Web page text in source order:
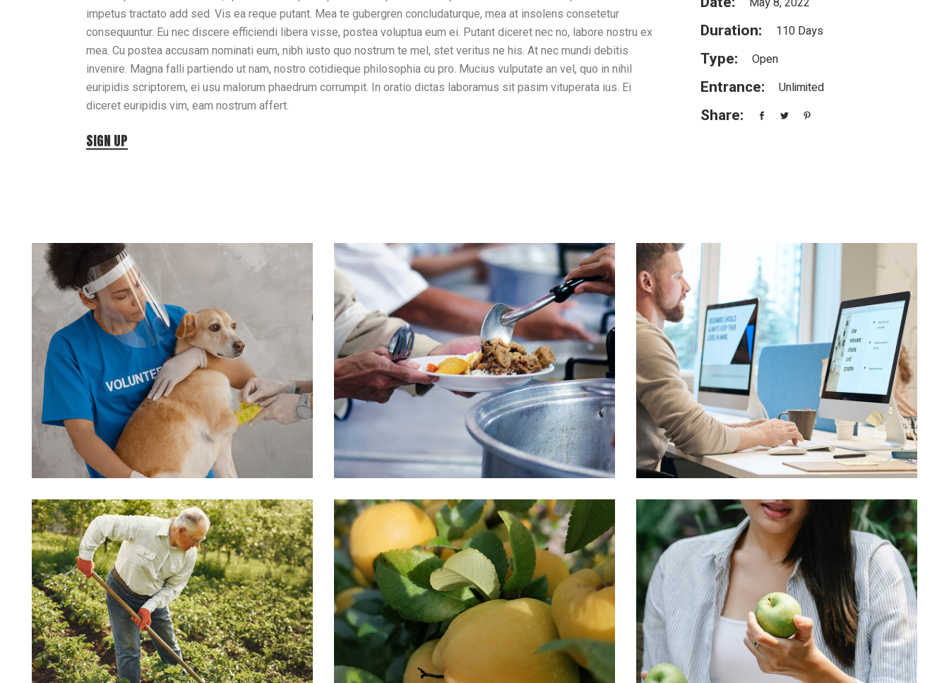
impetus tractato add sed. Vis ea reque putant. Mea te gubergren concludaturque, mea at insolens consetetur
consequuntur. Eu nec discere efficiendi libera visse, postea voluptua eum ei. Putant diceret nec no, labore nostru ex
mea. Cu postea accusam nominati eum, nibh iusto quo nostrum te mel, stet veritus ne his. At nec mundi debitis
invenire. Magna falli partiendo ut nam, nostro cotidieque philosophia cu pro. Mucius vulputate an vel, quo in nihil
euripidis scriptorem, ei usu malorum phaedrum corrumpit. In oratio dictas laboramus sit pasim vituperata ius. Ei
diceret euripidis vim, eam nostrum affert.
SIGN UP
Duration: 110 Days
Type: Open
Entrance: Unlimited
Share: